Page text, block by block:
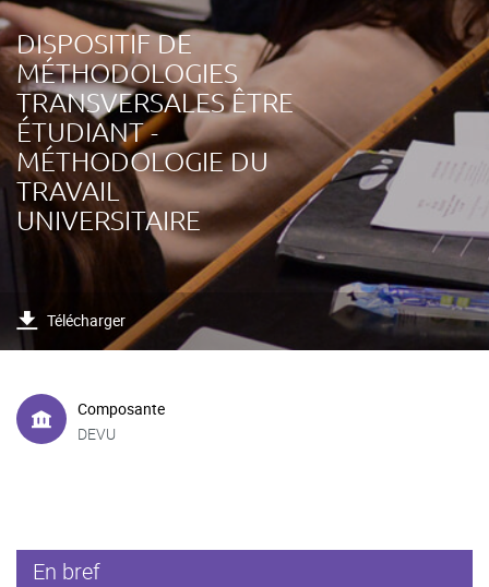
DISPOSITIF DE
MÉTHODOLOGIES
TRANSVERSALES ÊTRE
ÉTUDIANT -
MÉTHODOLOGIE DU
TRAVAIL
UNIVERSITAIRE
Télécharger
Composante
DEVU
En bref